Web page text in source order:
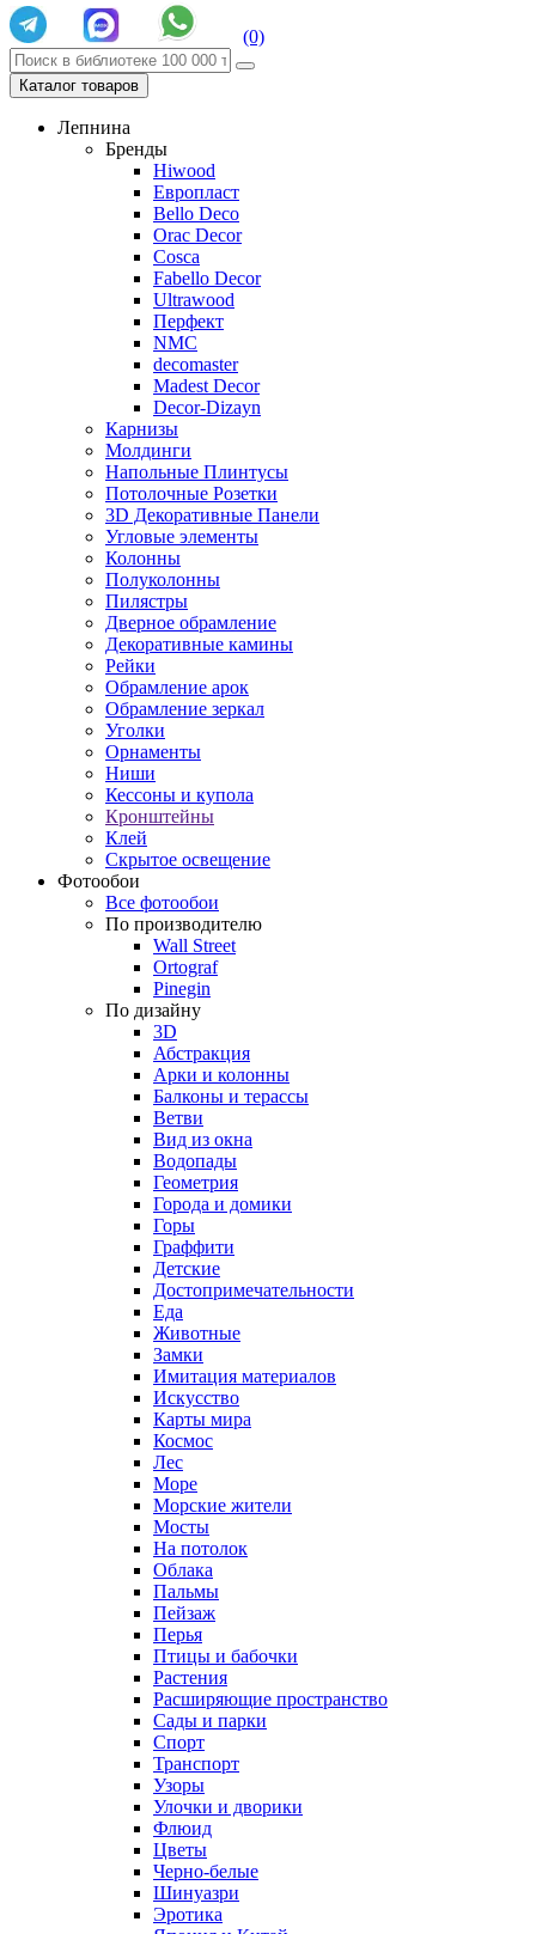
(0)
Каталог товаров
Лепнина
Бренды
Hiwood
Европласт
Bello Deco
Orac Decor
Cosca
Fabello Decor
Ultrawood
Перфект
NMC
decomaster
Madest Decor
Decor-Dizayn
Карнизы
Молдинги
Напольные Плинтусы
Потолочные Розетки
3D Декоративные Панели
Угловые элементы
Колонны
Полуколонны
Пилястры
Дверное обрамление
Декоративные камины
Рейки
Обрамление арок
Обрамление зеркал
Уголки
Орнаменты
Ниши
Кессоны и купола
Кронштейны
Клей
Скрытое освещение
Фотообои
Все фотообои
По производителю
Wall Street
Ortograf
Pinegin
По дизайну
3D
Абстракция
Арки и колонны
Балконы и терассы
Ветви
Вид из окна
Водопады
Геометрия
Города и домики
Горы
Граффити
Детские
Достопримечательности
Еда
Животные
Замки
Имитация материалов
Искусство
Карты мира
Космос
Лес
Море
Морские жители
Мосты
На потолок
Облака
Пальмы
Пейзаж
Перья
Птицы и бабочки
Растения
Расширяющие пространство
Сады и парки
Спорт
Транспорт
Узоры
Улочки и дворики
Флюид
Цветы
Черно-белые
Шинуазри
Эротика